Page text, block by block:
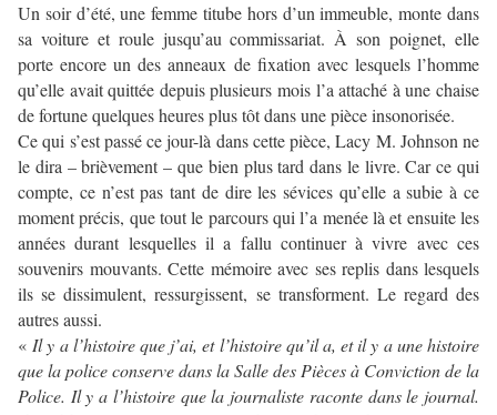
Un soir d’été, une femme titube hors d’un immeuble, monte dans
sa voiture et roule jusqu’au commissariat. À son poignet, elle
porte encore un des anneaux de fixation avec lesquels l’homme
qu’elle avait quittée depuis plusieurs mois l’a attaché à une chaise
de fortune quelques heures plus tôt dans une pièce insonorisée.
Ce qui s’est passé ce jour-là dans cette pièce, Lacy M. Johnson ne
le dira – brièvement – que bien plus tard dans le livre. Car ce qui
compte, ce n’est pas tant de dire les sévices qu’elle a subie à ce
moment précis, que tout le parcours qui l’a menée là et ensuite les
années durant lesquelles il a fallu continuer à vivre avec ces
souvenirs mouvants. Cette mémoire avec ses replis dans lesquels
ils se dissimulent, ressurgissent, se transforment. Le regard des
autres aussi.
« Il y a l’histoire que j’ai, et l’histoire qu’il a, et il y a une histoire
que la police conserve dans la Salle des Pièces à Conviction de la
Police. Il y a l’histoire que la journaliste raconte dans le journal.